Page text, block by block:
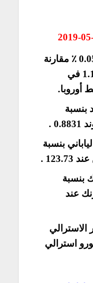
كان اليورو تراجع بنسبة 0.05 ٪ مقارنة
بالدولار ، وبيع بسعر 1.1229 في
بنسبة
بنسبة
بنسبة
عند
الاسترالي
اليورو استرالي